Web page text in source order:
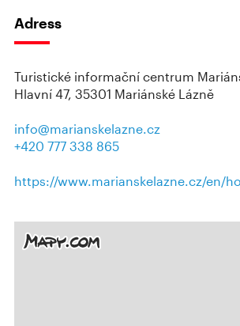
Adress
Turistické informační centrum
Hlavní 47, 35301 Mariánské Lázně
info@marianskelazne.cz
+420 777 338 865
https://www.marianskelazne.cz/en/